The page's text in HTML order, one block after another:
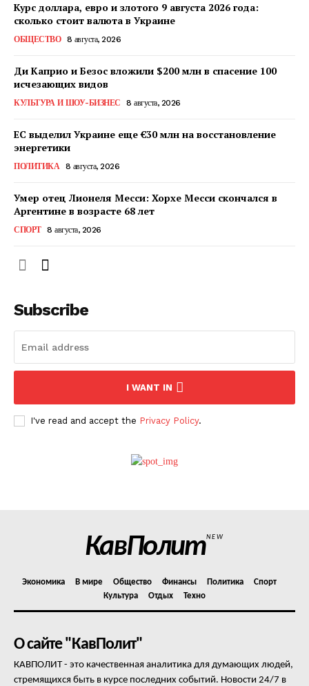
КавПолит
Контакты
Курс доллара, евро и злотого 9 августа 2026 года:
сколько стоит валюта в Украине
ОБЩЕСТВО 8 августа, 2026
Ди Каприо и Безос вложили $200 млн в спасение 100
исчезающих видов
КУЛЬТУРА И ШОУ-БИЗНЕС 8 августа, 2026
ЕС выделил Украине еще €30 млн на восстановление
энергетики
ПОЛИТИКА 8 августа, 2026
Умер отец Лионеля Месси: Хорхе Месси скончался в
Аргентине в возрасте 68 лет
СПОРТ 8 августа, 2026
Subscribe
I WANT IN
I've read and accept the Privacy Policy.
КавПолитNEW
Экономика В мире Общество Финансы Политика
Спорт
Культура
Отдых Техно
О сайте "КавПолит"
КАВПОЛИТ - это качественная аналитика для думающих людей,
стремящихся быть в курсе последних событий. Новости 24/7 в